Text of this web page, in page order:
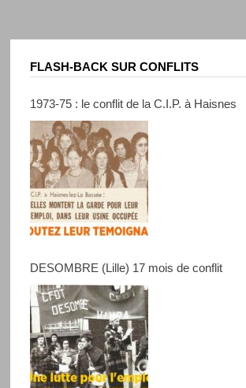
FLASH-BACK SUR CONFLITS
1973-75 : le conflit de la C.I.P. à Haisnes
DESOMBRE (Lille) 17 mois de conflit